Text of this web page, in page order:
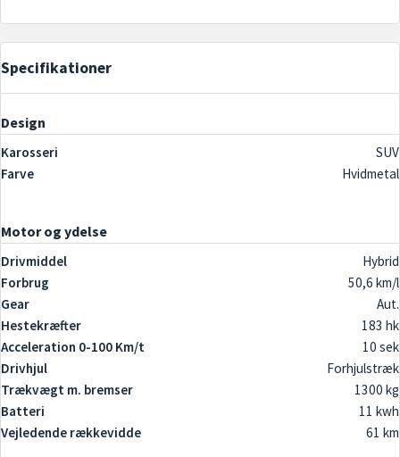
Specifikationer
Design
Karosseri
SUV
Farve
Hvidmetal
Motor og ydelse
Drivmiddel
Hybrid
Forbrug
50,6 km/l
Gear
Aut.
Hestekræfter
183 hk
Acceleration 0-100 Km/t
10 sek
Drivhjul
Forhjulstræk
Trækvægt m. bremser
1300 kg
Batteri
11 kwh
Vejledende rækkevidde
61 km